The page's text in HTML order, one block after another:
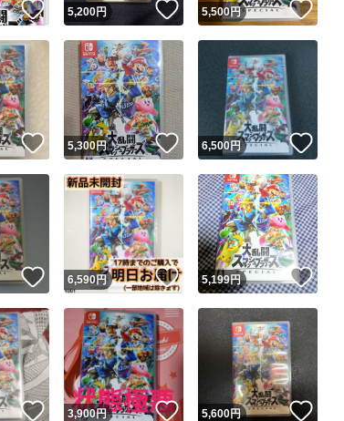
取引実績
取引実績◯+ このユーザーはYahoo!フリ
他フリマ実績◯+ このユーザーは他フリマサ
スピード&安心発送
※このバッジは実績に基づく表示であり、発送を保証してい
スピード＆安心発送
このユーザーは高頻度で24
ます
スピード発送 このユーザーは高頻度で24
安心発送 このユーザーは設定した発
商品画像の無断転載は禁止されています
コピーは1商品につき1回です
出品ページへ
キャンセル
いいね！
5,200円 いいね！
5,500円 いい
いいね！
5,300円 いいね！
6,500円
いいね！
6,590円 いいね！
5,199円 いい
いいね！
3,900円 いいね！
5,600円 いい